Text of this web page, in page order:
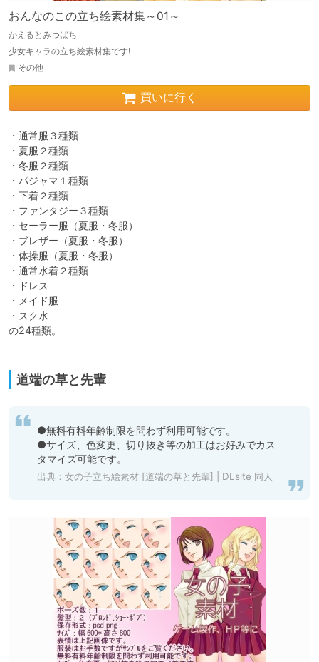
おんなのこの立ち絵素材集～01～
かえるとみつばち
少女キャラの立ち絵素材集です!
その他
買いに行く
・通常服３種類
・夏服２種類
・冬服２種類
・パジャマ１種類
・下着２種類
・ファンタジー３種類
・セーラー服（夏服・冬服）
・ブレザー（夏服・冬服）
・体操服（夏服・冬服）
・通常水着２種類
・ドレス
・メイド服
・スク水
の24種類。
道端の草と先輩
●無料有料年齢制限を問わず利用可能です。
●サイズ、色変更、切り抜き等の加工はお好みでカス
タマイズ可能です。
出典： 女の子立ち絵素材 [道端の草と先輩] | DLsite 同人